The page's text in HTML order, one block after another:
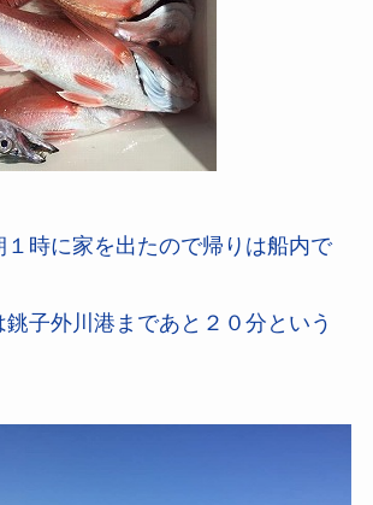
時に家を出たので帰りは船内で
銚子外川港まであと２０分という